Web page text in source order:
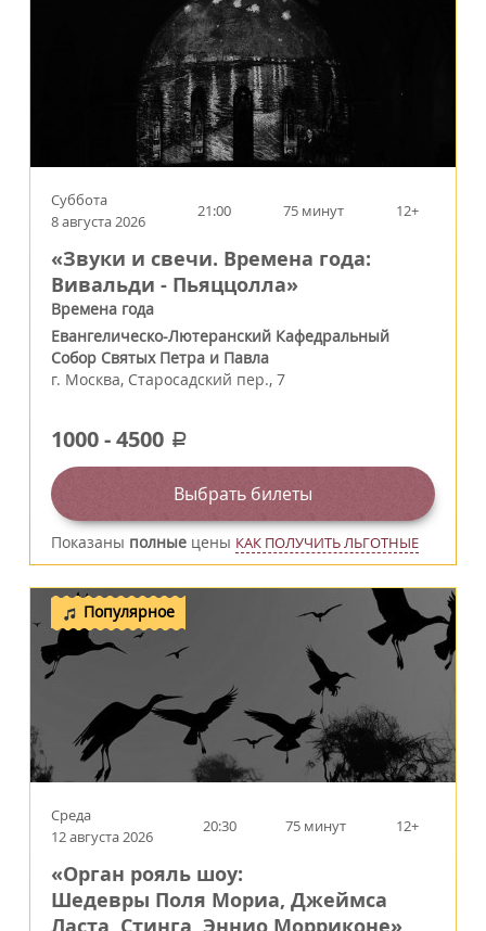
Суббота
8 августа 2026
21:00 75 минут 12+
«Звуки и свечи. Времена года:
Вивальди - Пьяццолла»
Времена года
Евангелическо-Лютеранский Кафедральный
Собор Святых Петра и Павла
г. Москва, Старосадский пер., 7
1000-4500 a
Выбрать билеты
Показаны полные цены КАК ПОЛУЧИТЬ ЛЬГОТНЫЕ
Популярное
Среда
12 августа 2026
20:30 75 минут 12+
«Орган рояль шоу:
Шедевры Поля Мориа, Джеймса